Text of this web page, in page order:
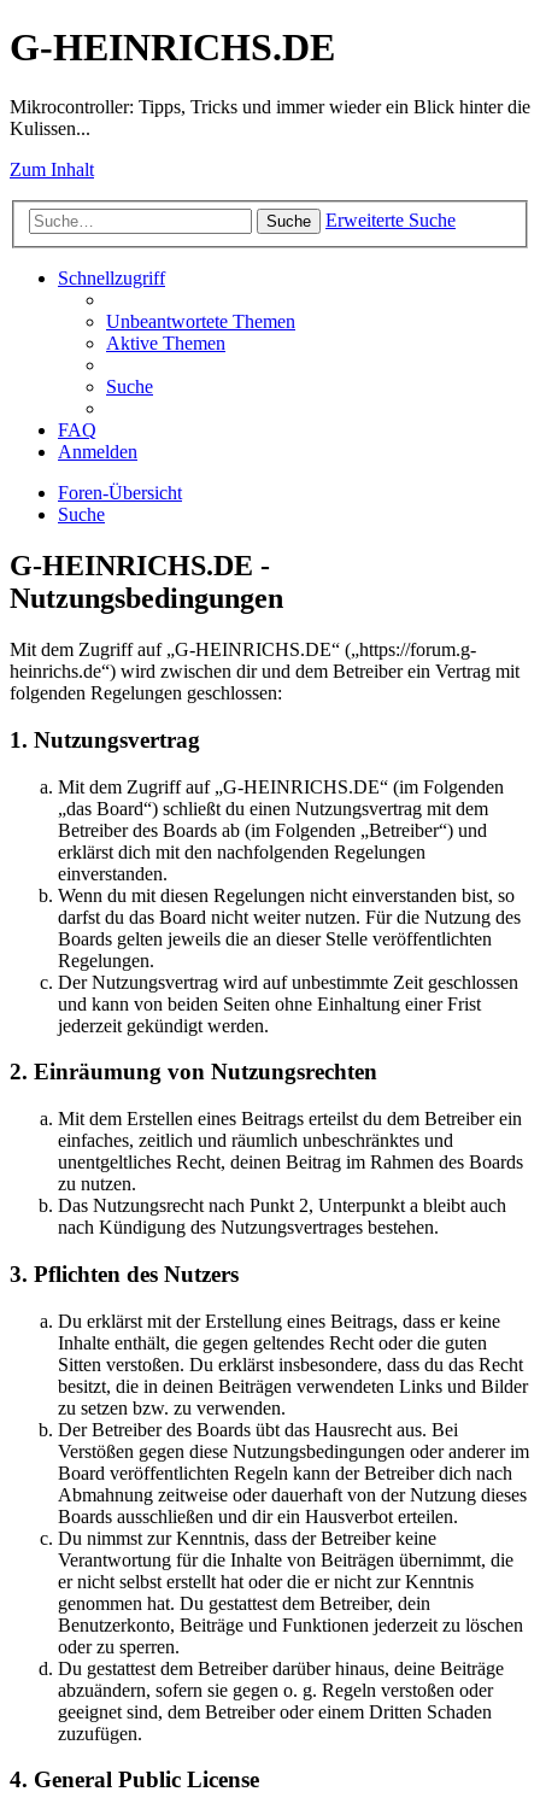
G-HEINRICHS.DE
Mikrocontroller: Tipps, Tricks und immer wieder ein Blick hinter die
Kulissen...
Zum Inhalt
Suche Erweiterte Suche
Schnellzugriff
Unbeantwortete Themen
Aktive Themen
Suche
FAQ
Anmelden
Foren-Übersicht
Suche
G-HEINRICHS.DE -
Nutzungsbedingungen
Mit dem Zugriff auf „G-HEINRICHS.DE“ („https://forum.g-
heinrichs.de“) wird zwischen dir und dem Betreiber ein Vertrag mit
folgenden Regelungen geschlossen:
1. Nutzungsvertrag
Mit dem Zugriff auf „G-HEINRICHS.DE“ (im Folgenden
„das Board“) schließt du einen Nutzungsvertrag mit dem
Betreiber des Boards ab (im Folgenden „Betreiber“) und
erklärst dich mit den nachfolgenden Regelungen
einverstanden.
Wenn du mit diesen Regelungen nicht einverstanden bist, so
darfst du das Board nicht weiter nutzen. Für die Nutzung des
Boards gelten jeweils die an dieser Stelle veröffentlichten
Regelungen.
Der Nutzungsvertrag wird auf unbestimmte Zeit geschlossen
und kann von beiden Seiten ohne Einhaltung einer Frist
jederzeit gekündigt werden.
2. Einräumung von Nutzungsrechten
Mit dem Erstellen eines Beitrags erteilst du dem Betreiber ein
einfaches, zeitlich und räumlich unbeschränktes und
unentgeltliches Recht, deinen Beitrag im Rahmen des Boards
zu nutzen.
Das Nutzungsrecht nach Punkt 2, Unterpunkt a bleibt auch
nach Kündigung des Nutzungsvertrages bestehen.
3. Pflichten des Nutzers
Du erklärst mit der Erstellung eines Beitrags, dass er keine
Inhalte enthält, die gegen geltendes Recht oder die guten
Sitten verstoßen. Du erklärst insbesondere, dass du das Recht
besitzt, die in deinen Beiträgen verwendeten Links und Bilder
zu setzen bzw. zu verwenden.
Der Betreiber des Boards übt das Hausrecht aus. Bei
Verstößen gegen diese Nutzungsbedingungen oder anderer im
Board veröffentlichten Regeln kann der Betreiber dich nach
Abmahnung zeitweise oder dauerhaft von der Nutzung dieses
Boards ausschließen und dir ein Hausverbot erteilen.
Du nimmst zur Kenntnis, dass der Betreiber keine
Verantwortung für die Inhalte von Beiträgen übernimmt, die
er nicht selbst erstellt hat oder die er nicht zur Kenntnis
genommen hat. Du gestattest dem Betreiber, dein
Benutzerkonto, Beiträge und Funktionen jederzeit zu löschen
oder zu sperren.
Du gestattest dem Betreiber darüber hinaus, deine Beiträge
abzuändern, sofern sie gegen o. g. Regeln verstoßen oder
geeignet sind, dem Betreiber oder einem Dritten Schaden
zuzufügen.
4. General Public License